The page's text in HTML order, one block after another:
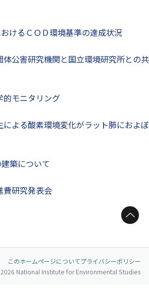
けるＣＯＤ環境基準の達成状況
公害研究機関と国立環境研究所との共
的モニタリング
よる酸素環境変化がラット肺におよぼ
築について
費研究発表会
ページトップへ
このホームページについてプライバシーポリシー
National Institute for Environmental Studies